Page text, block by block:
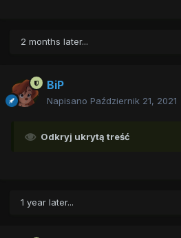
2 months later...
BiP
Napisano Październik 21, 2021
Odkryj ukrytą treść
1 year later...